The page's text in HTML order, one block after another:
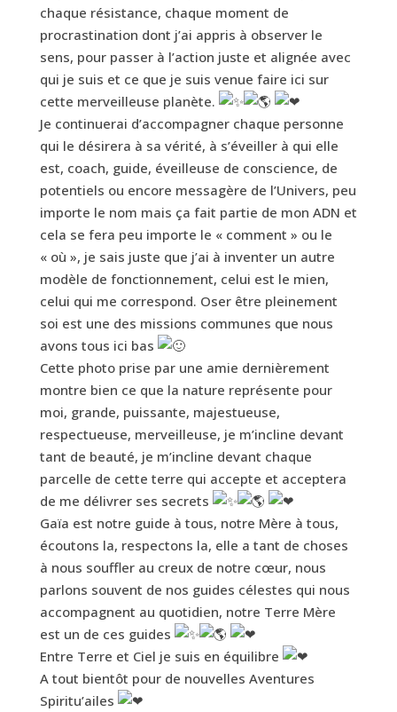
chaque résistance, chaque moment de
procrastination dont j’ai appris à observer le
sens, pour passer à l’action juste et alignée avec
qui je suis et ce que je suis venue faire ici sur
cette merveilleuse planète.
Je continuerai d’accompagner chaque personne
qui le désirera à sa vérité, à s’éveiller à qui elle
est, coach, guide, éveilleuse de conscience, de
potentiels ou encore messagère de l’Univers, peu
importe le nom mais ça fait partie de mon ADN et
cela se fera peu importe le « comment » ou le
« où », je sais juste que j’ai à inventer un autre
modèle de fonctionnement, celui est le mien,
celui qui me correspond. Oser être pleinement
soi est une des missions communes que nous
avons tous ici bas
Cette photo prise par une amie dernièrement
montre bien ce que la nature représente pour
moi, grande, puissante, majestueuse,
respectueuse, merveilleuse, je m’incline devant
tant de beauté, je m’incline devant chaque
parcelle de cette terre qui accepte et acceptera
de me délivrer ses secrets
Gaïa est notre guide à tous, notre Mère à tous,
écoutons la, respectons la, elle a tant de choses
à nous souffler au creux de notre cœur, nous
parlons souvent de nos guides célestes qui nous
accompagnent au quotidien, notre Terre Mère
est un de ces guides
Entre Terre et Ciel je suis en équilibre
A tout bientôt pour de nouvelles Aventures
Spiritu’ailes